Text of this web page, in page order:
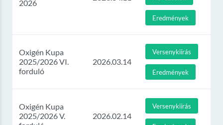
2026
Eredmények
Oxigén Kupa
2025/2026 VI.
forduló
2026.03.14
Versenykiírás
Eredmények
Oxigén Kupa
2025/2026 V.
2026.02.14
Versenykiírás